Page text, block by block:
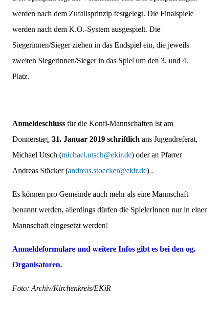
werden nach dem Zufallsprin­zip festgelegt. Die Finalspiele
werden nach dem K.O.-System ausgespielt. Die
Siegerinnen/Sieger ziehen in das Endspiel ein, die jeweils
zweiten Siegerinnen/Sieger in das Spiel um den 3. und 4.
Platz.
Anmeldeschluss für die Konfi-Mannschaften ist am
Donnerstag, 31. Januar 2019 schriftlich ans Jugendreferat,
Michael Utsch (michael.utsch@ekir.de) oder an Pfarrer
Andreas Stöcker (andreas.stoecker@ekir.de) .
Es können pro Gemeinde auch mehr als eine Mannschaft
benannt werden, allerdings dürfen die SpielerInnen nur in einer
Mannschaft eingesetzt werden!
Anmeldeformulare und weitere Infos gibt es bei den og.
Organisatoren.
Foto: Archiv/Kirchenkreis/EKiR